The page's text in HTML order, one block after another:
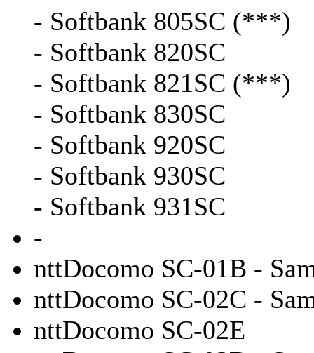
- Softbank 805SC (***)
- Softbank 820SC
- Softbank 821SC (***)
- Softbank 830SC
- Softbank 920SC
- Softbank 930SC
- Softbank 931SC
-
nttDocomo SC-01B -
nttDocomo SC-02C -
nttDocomo SC-02E